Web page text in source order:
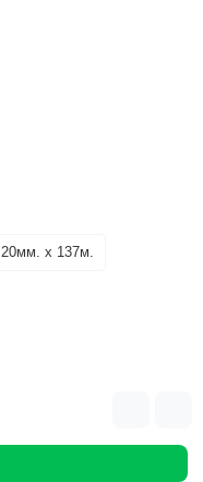
20мм. х 137м.